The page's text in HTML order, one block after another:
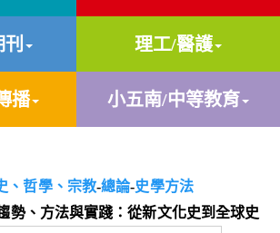
理工/醫護
播 小五南/中等教育
、哲學、宗教-總論-史學方法
勢、方法與實踐：從新文化史到全球史